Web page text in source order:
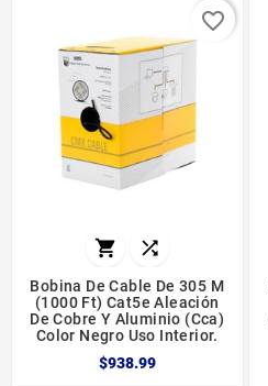
 
Bobina De Cable De 305 M
(1000 Ft) Cat5e Aleación
De Cobre Y Aluminio (cca)
Color Negro Uso Interior.
$938.99
favorite_border